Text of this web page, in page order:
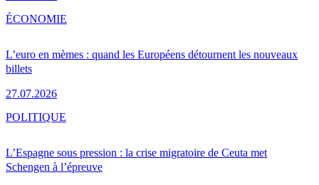
L’euro en mèmes : quand les Européens détournent les nouveaux
billets
27.07.2026
ÉCONOMIE
L’Espagne sous pression : la crise migratoire de Ceuta met
Schengen à l’épreuve
POLITIQUE